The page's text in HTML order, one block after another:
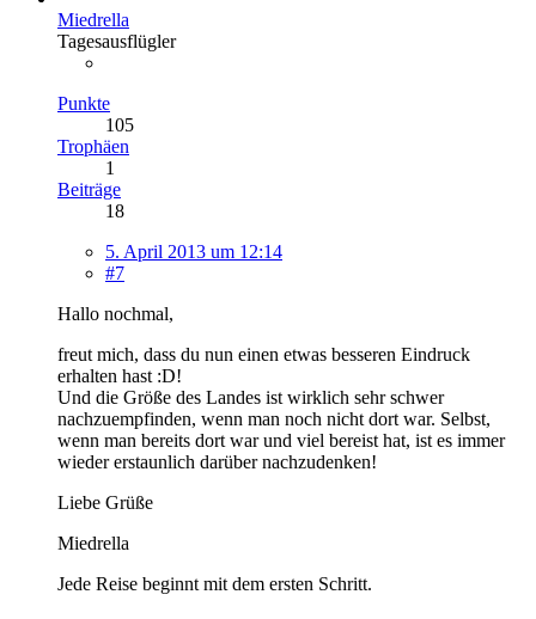
Miedrella
Tagesausflügler
Punkte
105
Trophäen
1
Beiträge
18
5. April 2013 um 12:14
#7
Hallo nochmal,
freut mich, dass du nun einen etwas besseren Eindruck
erhalten hast :D!
Und die Größe des Landes ist wirklich sehr schwer
nachzuempfinden, wenn man noch nicht dort war. Selbst,
wenn man bereits dort war und viel bereist hat, ist es immer
wieder erstaunlich darüber nachzudenken!
Liebe Grüße
Miedrella
Jede Reise beginnt mit dem ersten Schritt.